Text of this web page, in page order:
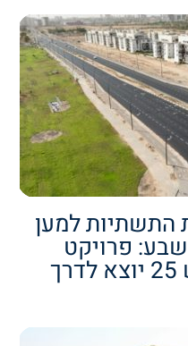
למען
פרויקט